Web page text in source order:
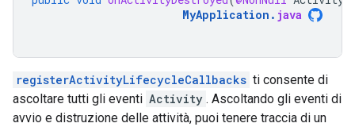
MyApplication . java
registerActivityLifecycleCallbacks ti consente di
ascoltare tutti gli eventi Activity . Ascoltando gli eventi di
avvio e distruzione delle attività, puoi tenere traccia di un